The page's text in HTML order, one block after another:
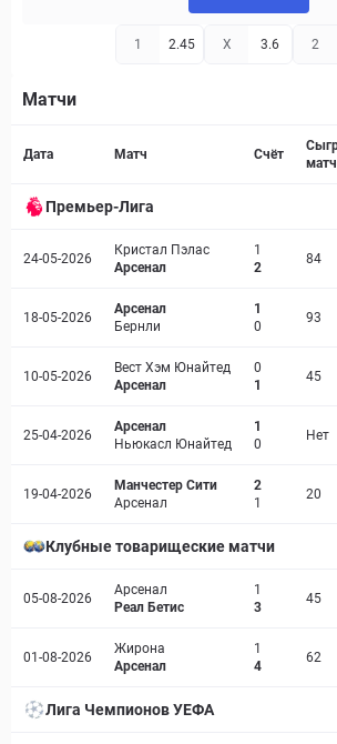
1 2.45 X 3.6 2
Матчи
Страница матча
Дата Матч Счёт
Премьер-Лига
24-05-2026
Кристал Пэлас
Арсенал
1
2
84
18-05-2026
Арсенал
Бернли
1
0
93
10-05-2026
Вест Хэм Юнайтед
Арсенал
0
1
45
25-04-2026
Арсенал
Ньюкасл Юнайтед
1
0
Нет
19-04-2026
Манчестер Сити
Арсенал
2
1
20
Клубные товарищеские матчи
05-08-2026
Арсенал
Реал Бетис
1
3
45
01-08-2026
Жирона
Арсенал
1
4
62
Лига Чемпионов УЕФА